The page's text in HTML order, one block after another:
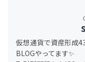
仮想通貨で資産形成
BLOGやってます✨